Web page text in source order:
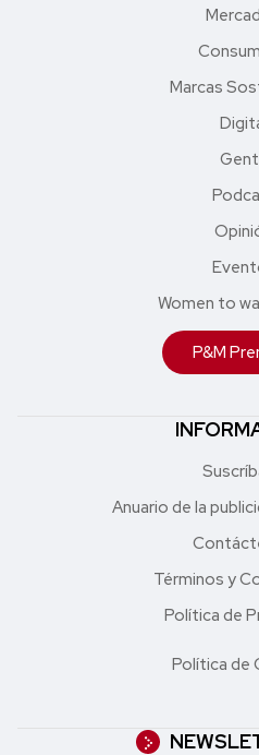
Marcas
Women to
P&M
Anuario de la
Términos y
Política de
Política de